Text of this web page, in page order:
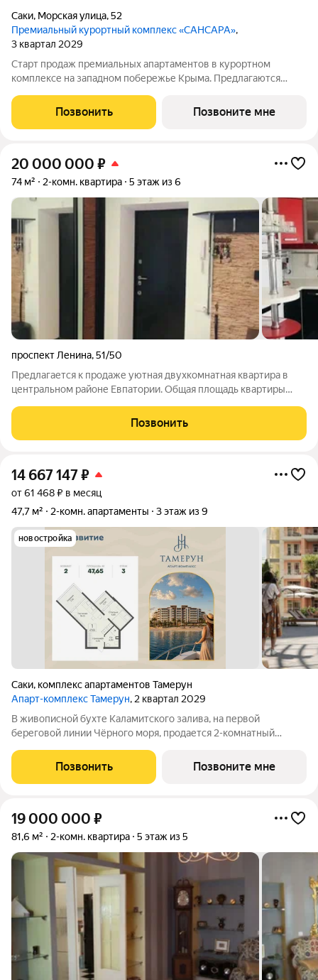
Саки, Морская улица,52
Премиальный курортный комплекс «САНСАРА»,
3 квартал 2029
Старт продаж премиальных апартаментов в курортном
комплексе на западном побережье Крыма. Предлагаются
окнами и высотой потолков 3,15 м. В вашем распоряжении: -
Благоустроенный пляж протяжённостью
Позвонить Позвоните мне
20 000 000 ₽
74 м² 2-комн. квартира 5 этаж из 6
проспект Ленина,51/50
Предлагается к продаже уютная двухкомнатная квартира в
центральном районе Евпатории. Общая площадь квартиры
дома, построенного в 2008 году. Уютная, светлая, просторная
квартира. Состояние
Позвонить
14 667 147₽
от 61 468 ₽ в месяц
47,7 м²
2-комн. апартаменты 3 этаж из 9
новостройка
Саки, комплекс апартаментов Тамерун
Апарт-комплекс Тамерун, 2 квартал 2029
В живописной бухте Каламитского залива, на первой
береговой линии Чёрного моря, продается 2-комнатный
расположен на 3 этаже, в апарт-комплексе премиум-класса
«Тамерун». Девелопер проекта
Позвонить Позвоните мне
19 000 000 ₽
81,6 м² 2-комн. квартира 5 этаж из 5